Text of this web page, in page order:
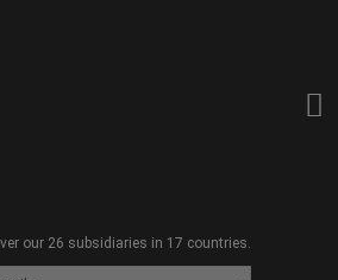
our 26 subsidiaries in 17 countries.